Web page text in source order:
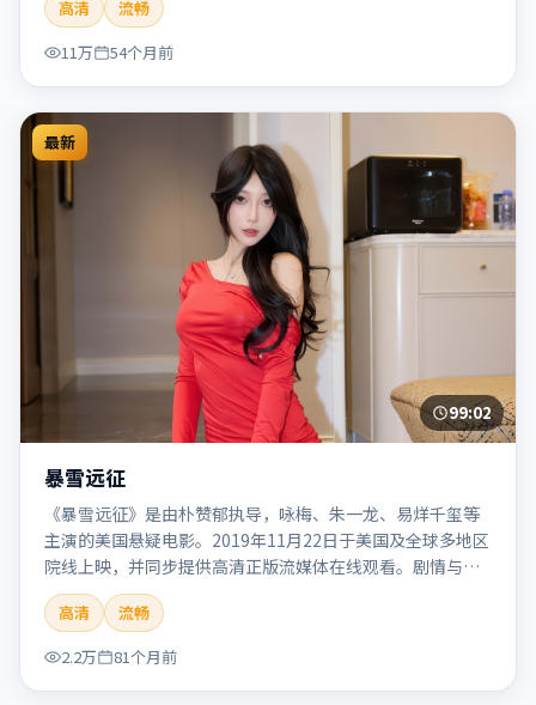
「西窗篇章」「文牧野」「动漫」「中国香港」「2022」
「2022-02-05上映」等关键词的影迷阅读简介与主创信息。
高清
流畅
11万
54个月前
最新
99:02
暴雪远征
《暴雪远征》是由朴赞郁执导，咏梅、朱一龙、易烊千玺等
主演的美国悬疑电影。2019年11月22日于美国及全球多地区
院线上映，并同步提供高清正版流媒体在线观看。剧情与看
点：悬念层层推进，线索相互勾连，结局出人意料，适合推
理爱好者。本片适合检索「暴雪远征」「朴赞郁」「悬疑」
「美国」「2019」「2019-11-22上映」等关键词的影迷阅读
简介与主创信息。
高清
流畅
2.2万
81个月前